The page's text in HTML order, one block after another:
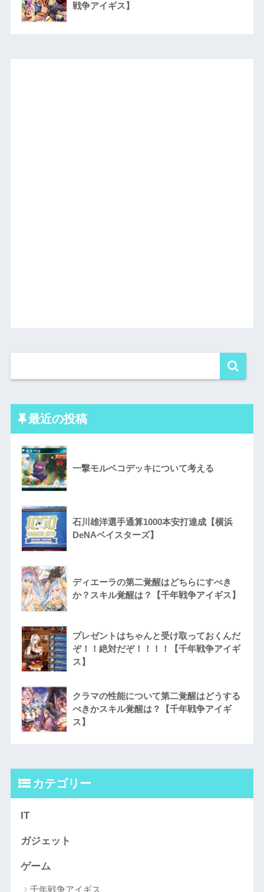
戦争アイギス】
最近の投稿
一撃モルペコデッキについて考える
石川雄洋選手通算1000本安打達成【横浜
DeNAベイスターズ】
ディエーラの第二覚醒はどちらにすべき
か？スキル覚醒は？【千年戦争アイギス】
プレゼントはちゃんと受け取っておくんだ
ぞ！！絶対だぞ！！！！【千年戦争アイギ
ス】
クラマの性能について第二覚醒はどうする
べきかスキル覚醒は？【千年戦争アイギ
ス】
カテゴリー
IT
ガジェット
ゲーム
千年戦争アイギス